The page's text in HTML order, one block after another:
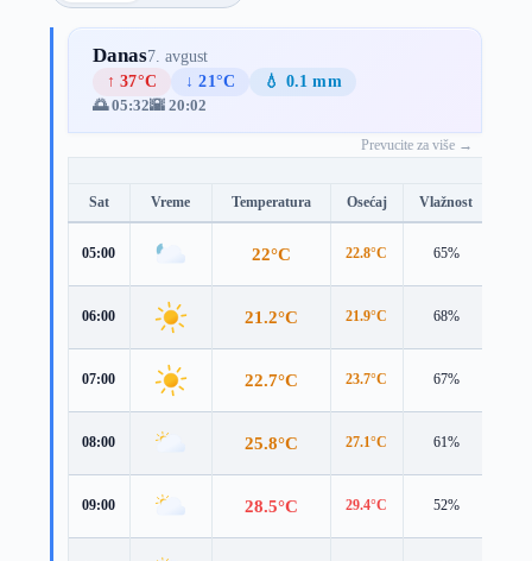
Danas7. avgust
↑ 37°C
↓ 21°C
💧 0.1 mm
🌅 05:32🌇 20:02
Prevucite za više →
Sat Vreme Temperatura Osećaj Vlažnost
05:00 22°C 22.8°C 65%
06:00 21.2°C 21.9°C 68%
07:00 22.7°C 23.7°C 67%
08:00 25.8°C 27.1°C 61%
09:00 28.5°C 29.4°C 52%